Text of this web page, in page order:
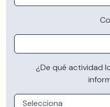
¿De qué actividad